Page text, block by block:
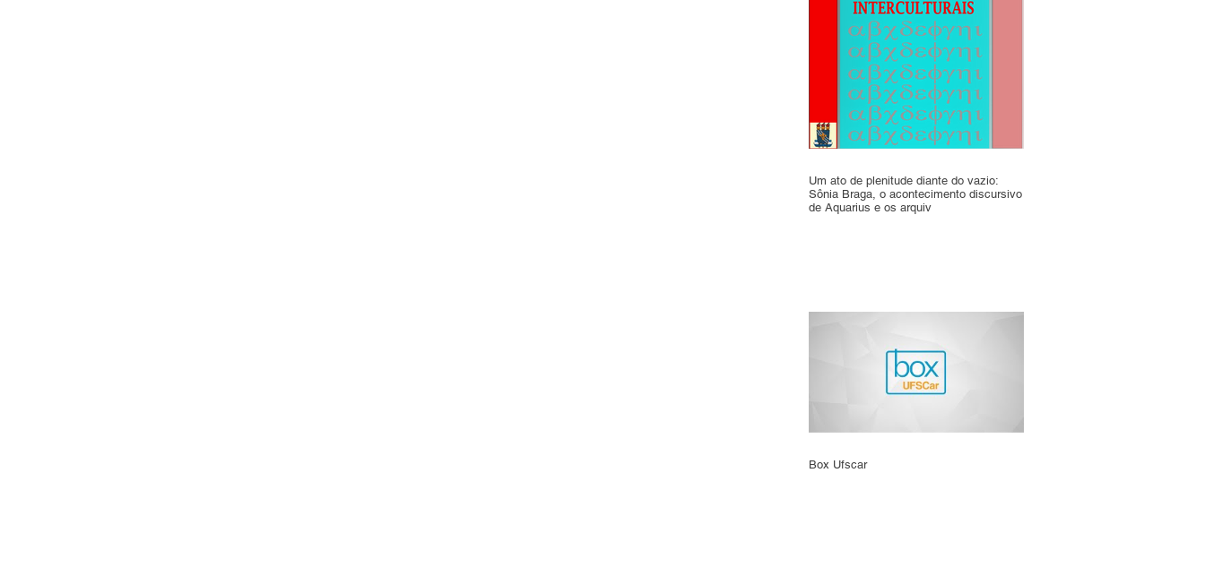
Um ato de plenitude diante do vazio:
Sônia Braga, o acontecimento discursivo
de Aquarius e os arquiv
Box Ufscar